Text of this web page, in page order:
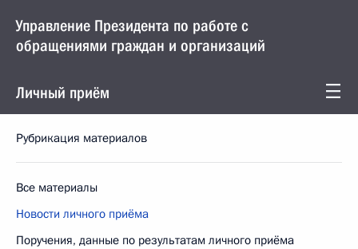
Управление Президента по работе с
обращениями граждан и организаций
Личный приём
Рубрикация материалов
Все материалы
Новости личного приёма
Поручения, данные по результатам личного приёма